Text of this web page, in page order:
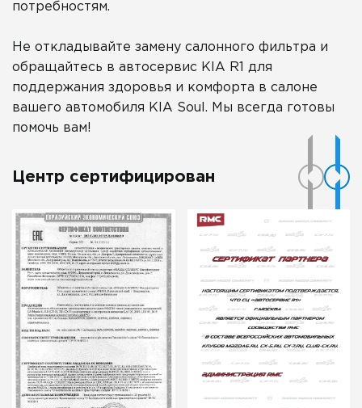
потребностям.
Не откладывайте замену салонного фильтра и
обращайтесь в автосервис KIA R1 для
поддержания здоровья и комфорта в салоне
вашего автомобиля KIA Soul. Мы всегда готовы
помочь вам!
Центр сертифицирован